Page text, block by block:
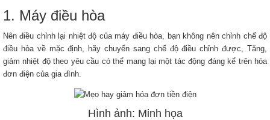
1. Máy điều hòa
Nên điều chỉnh lại nhiệt độ của máy điều hòa, bạn không nên chỉnh chế độ
điều hòa về mặc định, hãy chuyển sang chế độ điều chỉnh được, Tăng,
giảm nhiệt độ theo yêu cầu có thể mang lại một tác động đáng kể trên hóa
đơn điện của gia đình.
Hình ảnh: Minh họa